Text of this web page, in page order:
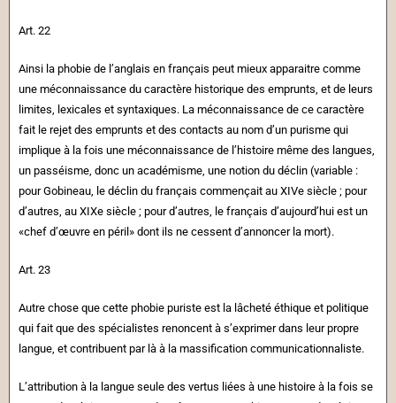
Art. 22
Ainsi la phobie de l’anglais en français peut mieux apparaitre comme
une méconnaissance du caractère historique des emprunts, et de leurs
limites, lexicales et syntaxiques. La méconnaissance de ce caractère
fait le rejet des emprunts et des contacts au nom d’un purisme qui
implique à la fois une méconnaissance de l’histoire même des langues,
un passéisme, donc un académisme, une notion du déclin (variable :
pour Gobineau, le déclin du français commençait au XIVe siècle ; pour
d’autres, au XIXe siècle ; pour d’autres, le français d’aujourd’hui est un
«chef d’œuvre en péril» dont ils ne cessent d’annoncer la mort).
Art. 23
Autre chose que cette phobie puriste est la lâcheté éthique et politique
qui fait que des spécialistes renoncent à s’exprimer dans leur propre
langue, et contribuent par là à la massification communicationnaliste.
L’attribution à la langue seule des vertus liées à une histoire à la fois se